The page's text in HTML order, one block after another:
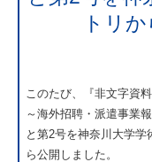
トリ
このたび、『非文字資
～海外招聘・派遣事業
と第2号を神奈川大学学
ら公開しました。